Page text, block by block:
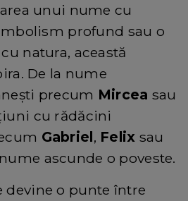
unui nume cu
profund sau o
natura, această
De la nume
precum Mircea sau
cu rădăcini
Gabriel, Felix sau
ascunde o poveste.
devine o punte între